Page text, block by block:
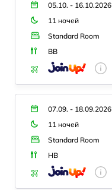
05.10. - 16.10.2026
11 ночей
Standard Room
BB
07.09. - 18.09.2026
11 ночей
Standard Room
HB